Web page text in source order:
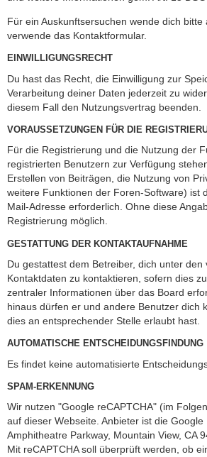
Für ein Auskunftsersuchen wende dich
verwende das Kontaktformular.
EINWILLIGUNGSRECHT
Du hast das Recht, die Einwilligung zur
Verarbeitung deiner Daten jederzeit zu
diesem Fall den Nutzungsvertrag beenden.
VORAUSSETZUNGEN FÜR DIE
Für die Registrierung und die Nutzung der
registrierten Benutzern zur Verfügung
Erstellen von Beiträgen, die Nutzung von
weitere Funktionen der Foren-Software) ist
Mail-Adresse erforderlich. Ohne diese
Registrierung möglich.
GESTATTUNG DER KONTAKTAUFNAHME
Du gestattest dem Betreiber, dich unter den
Kontaktdaten zu kontaktieren, sofern dies
zentraler Informationen über das Board
hinaus dürfen er und andere Benutzer dich
dies an entsprechender Stelle erlaubt hast.
AUTOMATISCHE ENTSCHEIDUNGSFINDUNG
Es findet keine automatisierte
SPAM-ERKENNUNG
Wir nutzen "Google reCAPTCHA" (im
auf dieser Webseite. Anbieter ist die Google
Amphitheatre Parkway, Mountain View, CA
Mit reCAPTCHA soll überprüft werden, ob